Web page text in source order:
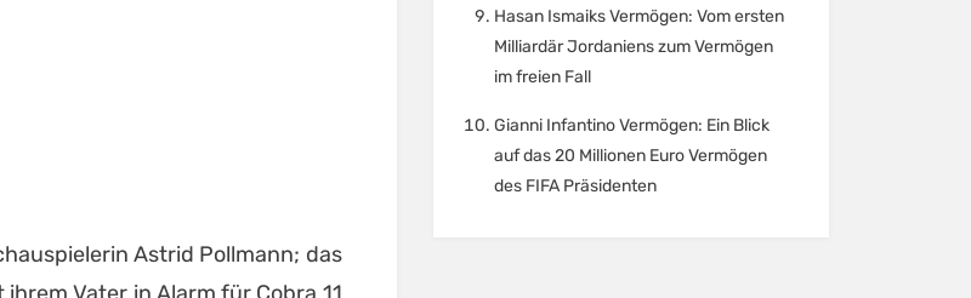
Astrid Pollmann; das
Hasan Ismaiks Vermögen: Vom ersten
Milliardär Jordaniens zum Vermögen
im freien Fall
Gianni Infantino Vermögen: Ein Blick
auf das 20 Millionen Euro Vermögen
des FIFA Präsidenten